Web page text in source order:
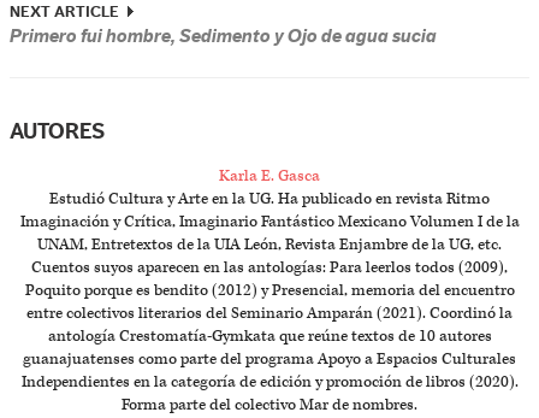
NEXT ARTICLE
Primero fui hombre, Sedimento y Ojo de agua sucia
AUTORES
Karla E. Gasca
Estudió Cultura y Arte en la UG. Ha publicado en revista Ritmo
Imaginación y Crítica, Imaginario Fantástico Mexicano Volumen I de la
UNAM, Entretextos de la UIA León, Revista Enjambre de la UG, etc.
Cuentos suyos aparecen en las antologías: Para leerlos todos (2009),
Poquito porque es bendito (2012) y Presencial, memoria del encuentro
entre colectivos literarios del Seminario Amparán (2021). Coordinó la
antología Crestomatía-Gymkata que reúne textos de 10 autores
guanajuatenses como parte del programa Apoyo a Espacios Culturales
Independientes en la categoría de edición y promoción de libros (2020).
Forma parte del colectivo Mar de nombres.